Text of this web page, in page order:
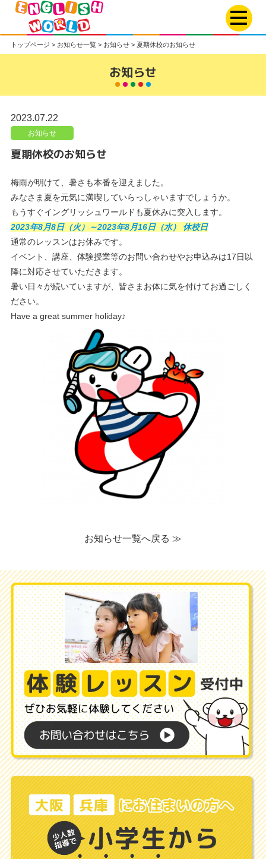
トップページ > お知らせ一覧> お知らせ> 夏期休校のお知らせ
お知らせ
2023.07.22
お知らせ
夏期休校のお知らせ
梅雨が明けて、暑さも本番を迎えました。
みなさま夏を元気に満喫していらっしゃいますでしょうか。
もうすぐイングリッシュワールドも夏休みに突入します。
2023年8月8日（火）～2023年8月16日（水） 休校日
通常のレッスンはお休みです。
イベント、講座、体験授業等のお問い合わせやお申込みは17日以
降に対応させていただきます。
暑い日々が続いていますが、皆さまお体に気を付けてお過ごしく
ださい。
Have a great summer holiday♪
お知らせ一覧へ戻る ≫